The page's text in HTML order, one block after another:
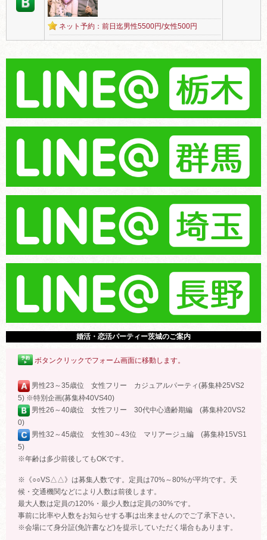
ネット予約：前日迄男性5500円/女性500円
婚活・恋活パーティー茨城のご案内
ボタンクリックでフォーム画面に移動します。
男性23～35歳位 女性フリー カジュアルパーティ(募集枠25VS2
5) ※特別企画(募集枠40VS40)
男性26～40歳位 女性フリー 30代中心適齢期編 (募集枠20VS2
0)
男性32～45歳位 女性30～43位 マリアージュ編 (募集枠15VS1
5)
※年齢は多少前後してもOKです。
※《○○VS△△》は募集人数です。定員は70%～80%が平均です。天
候・交通機関などにより人数は前後します。
最大人数は定員の120%・最少人数は定員の30%です。
事前に比率や人数をお知らせする事は出来ませんのでご了承下さい。
※会場にて身分証(免許書など)を提示していただく場合もあります。